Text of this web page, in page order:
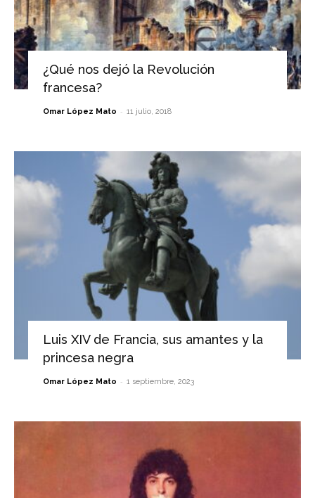
¿Qué nos dejó la Revolución
francesa?
Omar López Mato - 11 julio, 2018
Luis XIV de Francia, sus amantes y la
princesa negra
Omar López Mato - 1 septiembre, 2023